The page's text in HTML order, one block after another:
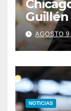
Guillén
número
AGOSTO
NOTICIAS